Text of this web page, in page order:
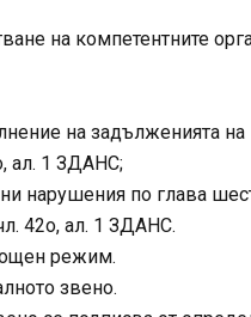
на компетентните
на задълженията на
ал. 1 ЗДАНС;
нарушения по глава
42о, ал. 1 ЗДАНС.
режим.
звено.